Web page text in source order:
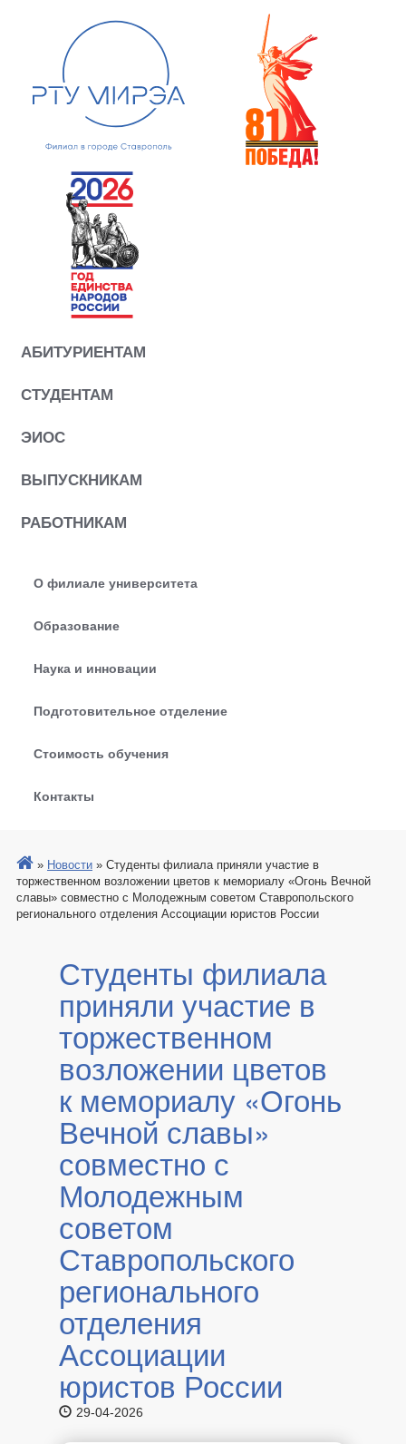
АБИТУРИЕНТАМ
СТУДЕНТАМ
ЭИОС
ВЫПУСКНИКАМ
РАБОТНИКАМ
О филиале университета
Образование
Наука и инновации
Подготовительное отделение
Стоимость обучения
Контакты
» Новости » Студенты филиала приняли участие в
торжественном возложении цветов к мемориалу «Огонь Вечной
славы» совместно с Молодежным советом Ставропольского
регионального отделения Ассоциации юристов России
Студенты филиала
приняли участие в
торжественном
возложении цветов
к мемориалу «Огонь
Вечной славы»
совместно с
Молодежным
советом
Ставропольского
регионального
отделения
Ассоциации
юристов России
29-04-2026